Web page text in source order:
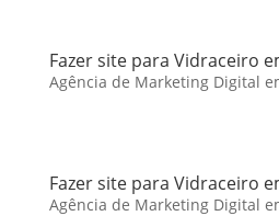
Fazer site para Vidraceiro
Agência de Marketing Digital
Fazer site para Vidraceiro
Agência de Marketing Digital